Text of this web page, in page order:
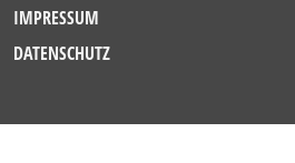
IMPRESSUM
DATENSCHUTZ